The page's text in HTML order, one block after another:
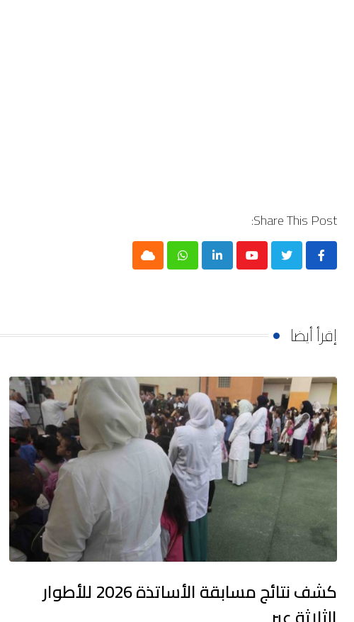
Share This Post:
Youtube
LinkedIn
Whatsapp
Cloud
إقرأ أيضا
كشف نتائج مسابقة الأساتذة 2026 للأطوار